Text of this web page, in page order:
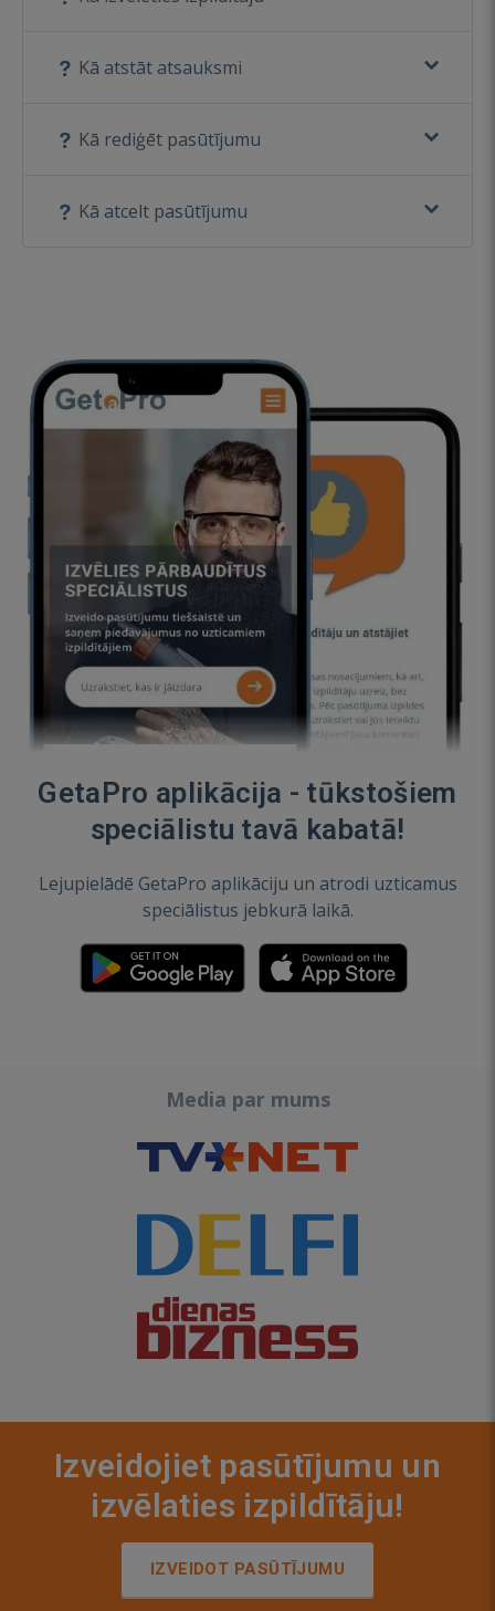
Kā atstāt atsauksmi
Kā rediģēt pasūtījumu
Kā atcelt pasūtījumu
GetaPro aplikācija - tūkstošiem
speciālistu tavā kabatā!
Lejupielādē GetaPro aplikāciju un atrodi uzticamus
speciālistus jebkurā laikā.
Media par mums
Izveidojiet pasūtījumu un
izvēlaties izpildītāju!
IZVEIDOT PASŪTĪJUMU